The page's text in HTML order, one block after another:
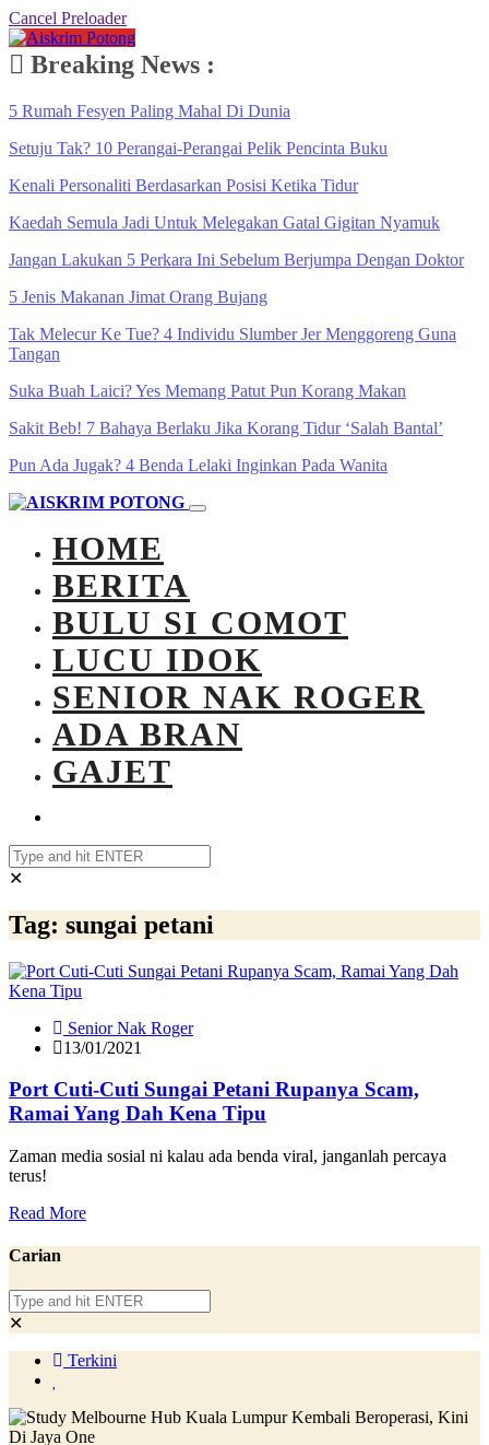
Cancel Preloader
Breaking News :
5 Rumah Fesyen Paling Mahal Di Dunia
Setuju Tak? 10 Perangai-Perangai Pelik Pencinta Buku
Kenali Personaliti Berdasarkan Posisi Ketika Tidur
Kaedah Semula Jadi Untuk Melegakan Gatal Gigitan Nyamuk
Jangan Lakukan 5 Perkara Ini Sebelum Berjumpa Dengan Doktor
5 Jenis Makanan Jimat Orang Bujang
Tak Melecur Ke Tue? 4 Individu Slumber Jer Menggoreng Guna
Tangan
Suka Buah Laici? Yes Memang Patut Pun Korang Makan
Sakit Beb! 7 Bahaya Berlaku Jika Korang Tidur ‘Salah Bantal’
Pun Ada Jugak? 4 Benda Lelaki Inginkan Pada Wanita
HOME
BERITA
BULU SI COMOT
LUCU IDOK
SENIOR NAK ROGER
ADA BRAN
GAJET
✕
Tag: sungai petani
Senior Nak Roger
13/01/2021
Port Cuti-Cuti Sungai Petani Rupanya Scam,
Ramai Yang Dah Kena Tipu
Zaman media sosial ni kalau ada benda viral, janganlah percaya
terus!
Read More
Carian
✕
Terkini